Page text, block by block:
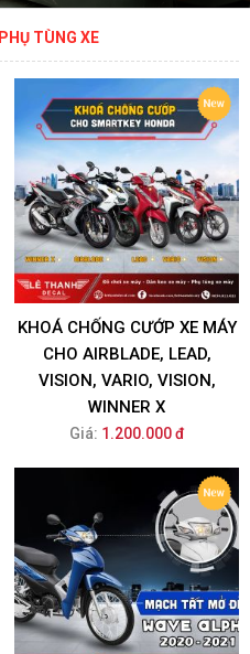
PHỤ TÙNG XE
KHOÁ CHỐNG CƯỚP XE MÁY
CHO AIRBLADE, LEAD,
VISION, VARIO, VISION,
WINNER X
Giá: 1.200.000 đ